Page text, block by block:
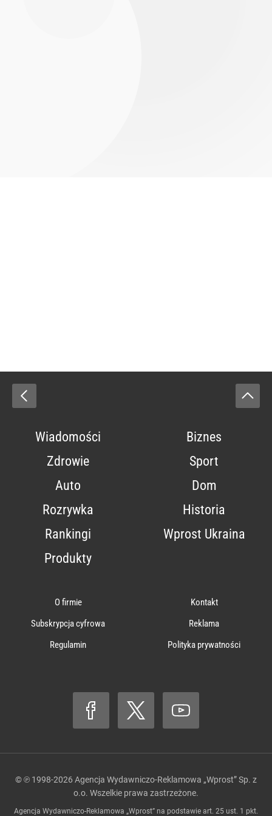
Wiadomości
Biznes
Zdrowie
Sport
Auto
Dom
Rozrywka
Historia
Rankingi
Wprost Ukraina
Produkty
O firmie
Kontakt
Subskrypcja cyfrowa
Reklama
Regulamin
Polityka prywatności
© ℗ 1998-2026 Agencja Wydawniczo-Reklamowa „Wprost” Sp. z
o.o. Wszelkie prawa zastrzeżone.
Agencja Wydawniczo-Reklamowa „Wprost” na podstawie art. 25 ust. 1 pkt.